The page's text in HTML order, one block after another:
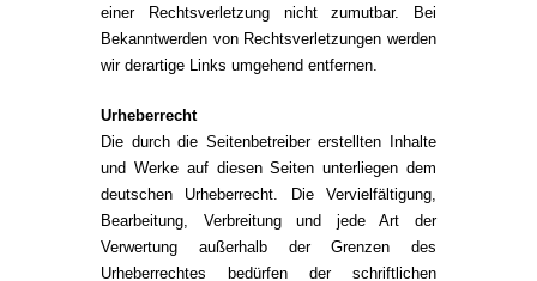
einer Rechtsverletzung nicht zumutbar. Bei
Bekanntwerden von Rechtsverletzungen werden
wir derartige Links umgehend entfernen.
Urheberrecht
Die durch die Seitenbetreiber erstellten Inhalte
und Werke auf diesen Seiten unterliegen dem
deutschen Urheberrecht. Die Vervielfältigung,
Bearbeitung, Verbreitung und jede Art der
Verwertung außerhalb der Grenzen des
Urheberrechtes bedürfen der schriftlichen